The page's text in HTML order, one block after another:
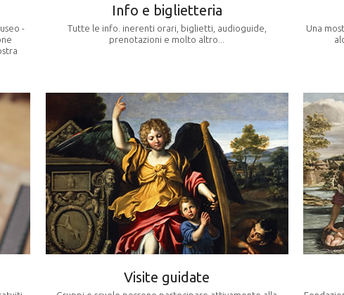
-
Info e biglietteria
Tutte le info. inerenti orari, biglietti, audioguide,
prenotazioni e molto altro...
Una
Visite guidate